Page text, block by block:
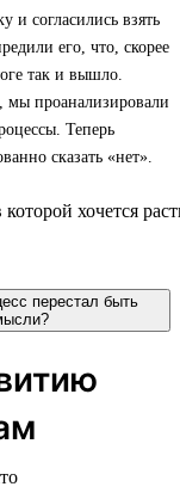
и согласились взять
его, что, скорее
так и вышло.
мы проанализировали
Теперь
сказать «нет».
перестал быть